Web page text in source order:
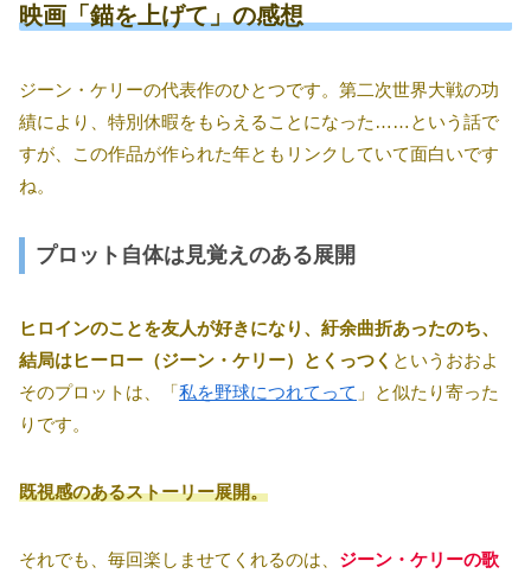
映画「錨を上げて」の感想
ジーン・ケリーの代表作のひとつです。第二次世界大戦の功
績により、特別休暇をもらえることになった……という話で
すが、この作品が作られた年ともリンクしていて面白いです
ね。
プロット自体は見覚えのある展開
ヒロインのことを友人が好きになり、紆余曲折あったのち、
結局はヒーロー（ジーン・ケリー）とくっつく というおおよ
そのプロットは、「私を野球につれてって 」と似たり寄った
りです。
既視感のあるストーリー展開。
それでも、毎回楽しませてくれるのは、 ジーン・ケリーの歌